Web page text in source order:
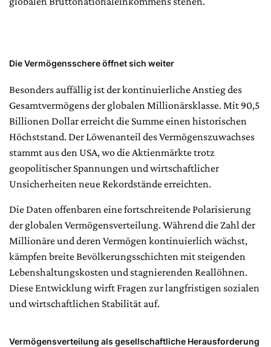
Die Vermögensschere öffnet sich weiter
Besonders auffällig ist der kontinuierliche Anstieg des
Gesamtvermögens der globalen Millionärsklasse. Mit 90,5
Billionen Dollar erreicht die Summe einen historischen
Höchststand. Der Löwenanteil des Vermögenszuwachses
stammt aus den USA, wo die Aktienmärkte trotz
geopolitischer Spannungen und wirtschaftlicher
Unsicherheiten neue Rekordstände erreichten.
Die Daten offenbaren eine fortschreitende Polarisierung
der globalen Vermögensverteilung. Während die Zahl der
Millionäre und deren Vermögen kontinuierlich wächst,
kämpfen breite Bevölkerungsschichten mit steigenden
Lebenshaltungskosten und stagnierenden Reallöhnen.
Diese Entwicklung wirft Fragen zur langfristigen sozialen
und wirtschaftlichen Stabilität auf.
Vermögensverteilung als gesellschaftliche Herausforderung